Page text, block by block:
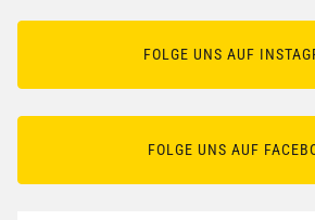
FOLGE UNS AUF
FOLGE UNS AUF